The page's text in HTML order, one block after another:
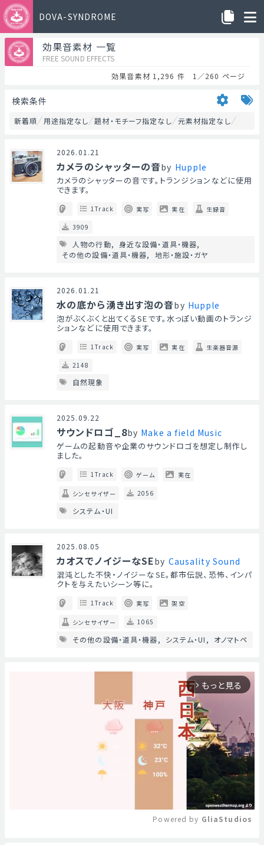
DOVA-SYNDROME
効果音素材 一覧
FREE SOUND EFFECTS
効果音素材 1,296 件 1／260 ページ
検索条件
新着順 用途指定なし 題材・モチーフ指定なし 元素材指定なし
2026.01.21
カメラのシャッターの音by Hupple
カメラのシャッターの音です。トランジションなどに使用
できます。
1Track 実写 実在
生録音
3909
人物の行動
身近な設備・道具・機器
その他の設備・道具・機器
地形・施設・ガヤ
2026.01.21
水の底から湧き出す泡の音by Hupple
泡がぶくぶくと出てくるSEです。水っぽい動画のトランジ
ションなどに使用できます。
1Track 実写 実在
生楽器音源
2148
自然現象
2025.09.22
サウンドロゴ_8by Make a field Music
ゲームの起動音や企業のサウンドロゴを想定し制作し
ました。
1Track ゲーム 実在
シンセサイザー 2056
システム・UI
2025.08.05
カオスでノイジーなSEby Causality Sound
混沌とした不快・ノイジーなSE。都市伝説、恐怖、インパ
クトを与えたいシーン等に。
1Track 実写 架空
シンセサイザー 1065
その他の設備・道具・機器 システム・UI オノマトペ
arrow_forward_ios もっと見る
Powered by GliaStudios